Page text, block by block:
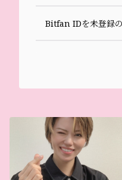
Bitfan IDを未登録